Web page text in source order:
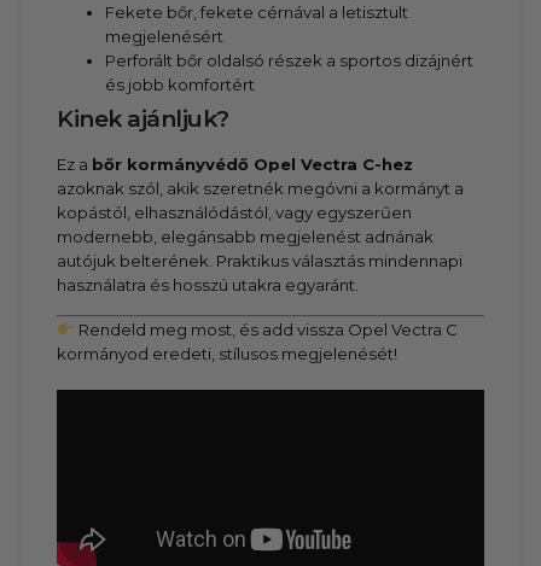
Fekete bőr, fekete cérnával a letisztult
megjelenésért
Perforált bőr oldalsó részek a sportos dizájnért
és jobb komfortért
Kinek ajánljuk?
Ez a bőr kormányvédő Opel Vectra C-hez
azoknak szól, akik szeretnék megóvni a kormányt a
kopástól, elhasználódástól, vagy egyszerűen
modernebb, elegánsabb megjelenést adnának
autójuk belterének. Praktikus választás mindennapi
használatra és hosszú utakra egyaránt.
Rendeld meg most, és add vissza Opel Vectra C
kormányod eredeti, stílusos megjelenését!